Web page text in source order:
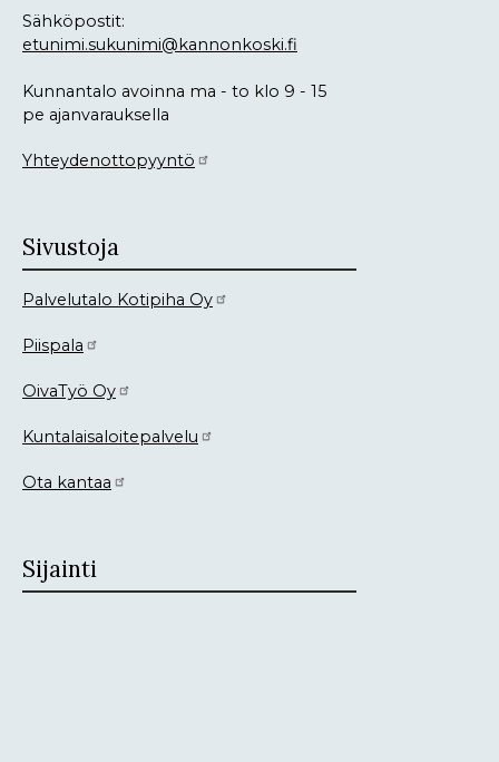
Sähköpostit:
etunimi.sukunimi@kannonkoski.fi
Kunnantalo avoinna ma - to klo 9 - 15
pe ajanvarauksella
Yhteydenottopyyntö
Sivustoja
Palvelutalo Kotipiha Oy
Piispala
OivaTyö Oy
Kuntalaisaloitepalvelu
Ota kantaa
Sijainti